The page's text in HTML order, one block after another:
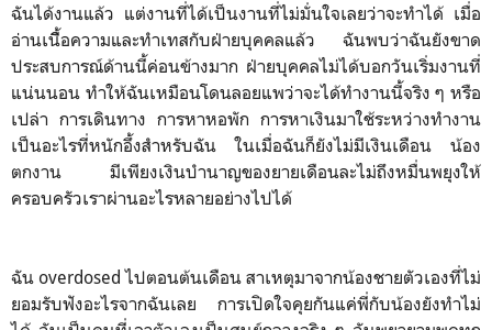
ฉันได้งานแล้ว แต่งานที่ได้เป็นงานที่ไม่มั่นใจเลยว่าจะทำได้ เมื่อ
อ่านเนื้ิอความและทำเทสกับฝ่ายบุคคลแล้ว ฉันพบว่าฉันยังขาด
ประสบการณ์ด้านนี้ค่อนข้างมาก ฝ่ายบุคคลไม่ได้บอกวันเริ่มงานที่
แน่นนอน ทำให้ฉันเหมือนโดนลอยแพว่าจะได้ทำงานนี้จริง ๆ หรือ
เปล่า การเดินทาง การหาหอพัก การหาเงินมาใช้ระหว่างทำงาน
เป็นอะไรที่หนักอึ้งสำหรับฉัน ในเมื่อฉันก็ยังไม่มีเงินเดือน น้อง
ตกงาน มีเพียงเงินบำนาญของยายเดือนละไม่ถึงหมื่นพยุงให้
ครอบครัวเราผ่านอะไรหลายอย่างไปได้
ฉัน overdosed ไปตอนต้นเดือน สาเหตุมาจากน้องชายตัวเองที่ไม่
ยอมรับฟังอะไรจากฉันเลย การเปิดใจคุยกันแค่พี่กับน้องยังทำไม่